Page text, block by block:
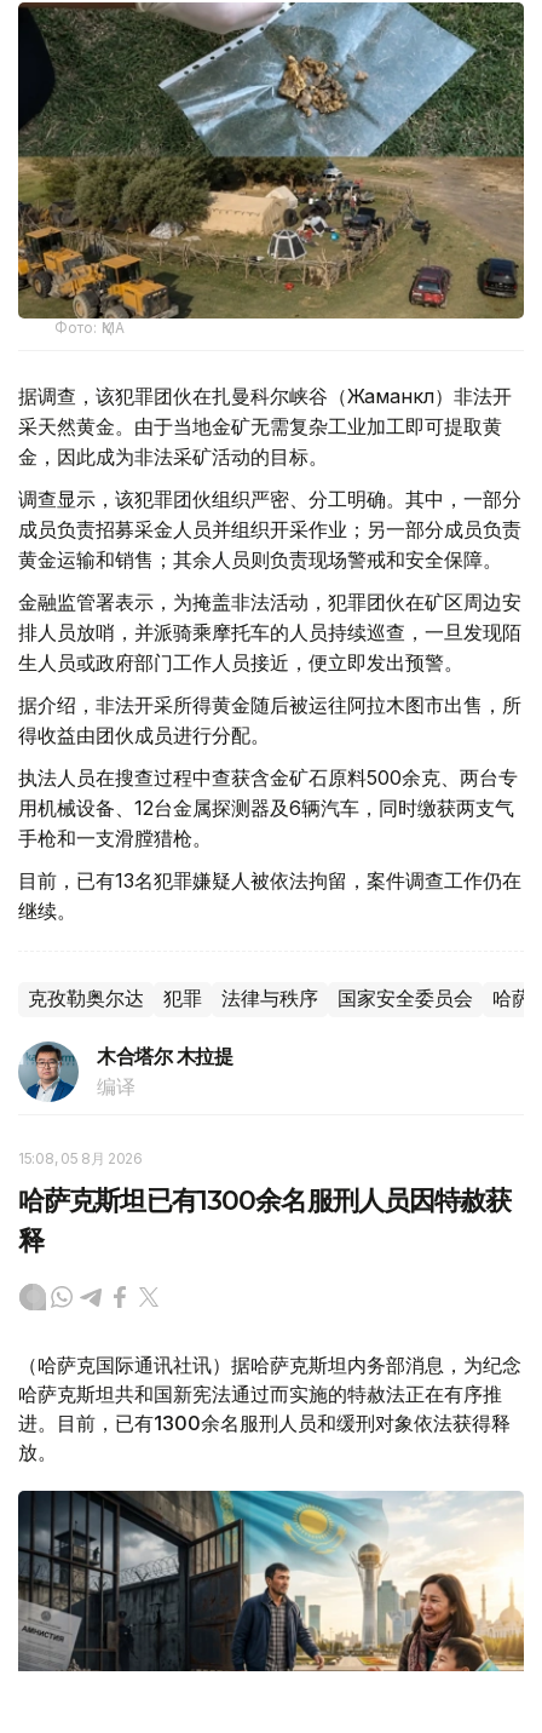
Фото: ҚМА
据调查，该犯罪团伙在扎曼科尔峡谷（Жаманкөл）非法开
采天然黄金。由于当地金矿无需复杂工业加工即可提取黄
金，因此成为非法采矿活动的目标。
调查显示，该犯罪团伙组织严密、分工明确。其中，一部分
成员负责招募采金人员并组织开采作业；另一部分成员负责
黄金运输和销售；其余人员则负责现场警戒和安全保障。
金融监管署表示，为掩盖非法活动，犯罪团伙在矿区周边安
排人员放哨，并派骑乘摩托车的人员持续巡查，一旦发现陌
生人员或政府部门工作人员接近，便立即发出预警。
据介绍，非法开采所得黄金随后被运往阿拉木图市出售，所
得收益由团伙成员进行分配。
执法人员在搜查过程中查获含金矿石原料500余克、两台专
用机械设备、12台金属探测器及6辆汽车，同时缴获两支气
手枪和一支滑膛猎枪。
目前，已有13名犯罪嫌疑人被依法拘留，案件调查工作仍在
继续。
克孜勒奥尔达 犯罪 法律与秩序 国家安全委员会 哈萨
木合塔尔 木拉提
编译
15:08, 05 8月 2026
哈萨克斯坦已有1300余名服刑人员因特赦获
释
（哈萨克国际通讯社讯）据哈萨克斯坦内务部消息，为纪念
哈萨克斯坦共和国新宪法通过而实施的特赦法正在有序推
进。目前，已有1300余名服刑人员和缓刑对象依法获得释
放。